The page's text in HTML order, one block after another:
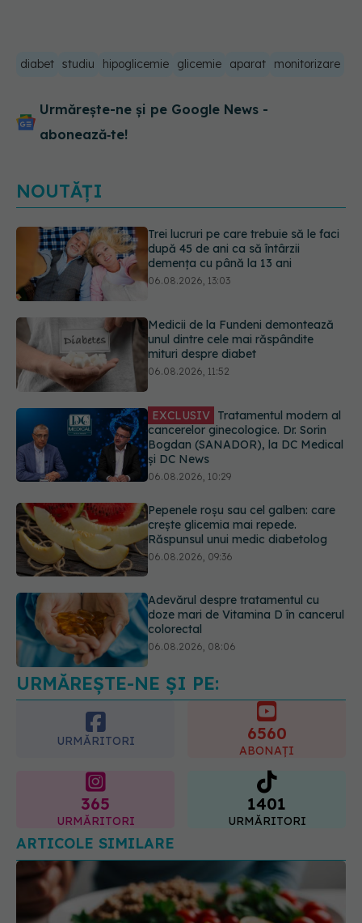
diabet studiu hipoglicemie glicemie aparat monitorizare
Urmărește-ne și pe Google News -
abonează‑te!
NOUTĂȚI
Medicii de la Fundeni demontează
unul dintre cele mai răspândite
mituri despre diabet
EXCLUSIV Tratamentul modern al
cancerelor ginecologice. Dr. Sorin
Bogdan (SANADOR), la DC Medical
Pepenele roșu sau cel galben: care
crește glicemia mai repede.
Răspunsul unui medic diabetolog
06.08.2026, 09:36
Adevărul despre tratamentul cu
doze mari de Vitamina D în cancerul
colorectal
Trei lucruri pe care trebuie să le faci
după 45 de ani ca să întârzii
demența cu până la 13 ani
URMĂREȘTE-NE ȘI PE:
URMĂRITORI 6560
ABONAȚI
365
URMĂRITORI
1401
URMĂRITORI
ARTICOLE SIMILARE